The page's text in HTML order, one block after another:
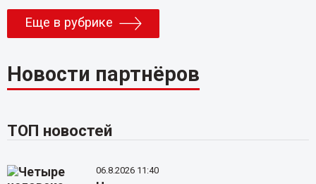
Еще в рубрике
Новости партнёров
ТОП новостей
06.8.2026 11:40